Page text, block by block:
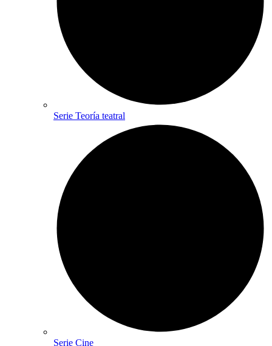
Serie Teoría teatral
Serie Cine